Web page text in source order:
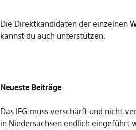
Die Direktkandidaten der einzelnen
kannst du auch unterstützen.
Neueste Beiträge
Das IFG muss verschärft und nicht
in Niedersachsen endlich eingeführt